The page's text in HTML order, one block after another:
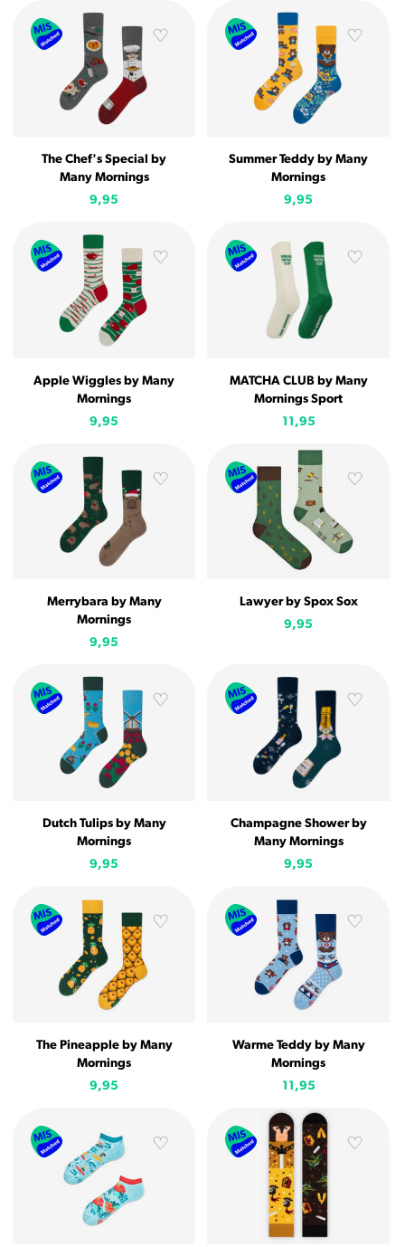
The Chef's Special by
Many Mornings
9,95
Summer Teddy by Many
Mornings
9,95
Apple Wiggles by Many
Mornings
9,95
MATCHA CLUB by Many
Mornings Sport
11,95
Merrybara by Many
Mornings
9,95
Lawyer by Spox Sox
9,95
Dutch Tulips by Many
Mornings
9,95
Champagne Shower by
Many Mornings
9,95
The Pineapple by Many
Mornings
9,95
Warme Teddy by Many
Mornings
11,95